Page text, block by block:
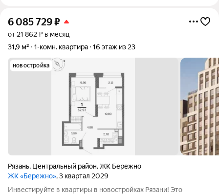
6 085 729₽
от 21 862 ₽ в месяц
31,9 м²
1-комн. квартира 16 этаж из 23
новостройка
Рязань, Центральный район,ЖК Бережно
ЖК «Бережно», 3 квартал 2029
Инвестируйте в квартиры в новостройках Рязани! Это